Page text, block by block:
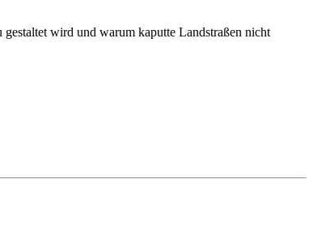
wird und warum kaputte Landstraßen nicht